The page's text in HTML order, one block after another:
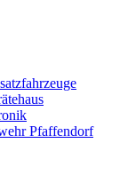
Pfaffendorf